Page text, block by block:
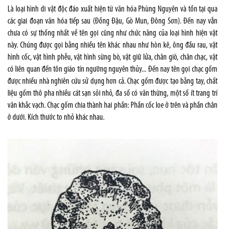
Là loại hình di vật độc đáo xuất hiện từ văn hóa Phùng Nguyên và tồn tại qua
các giai đoạn văn hóa tiếp sau (Đồng Đậu, Gò Mun, Đông Sơn). Đến nay vẫn
chưa có sự thống nhất về tên gọi cũng như chức năng của loại hình hiện vật
này. Chúng được gọi bằng nhiều tên khác nhau như hòn kê, ông đầu rau, vật
hình cốc, vật hình phễu, vật hình sừng bò, vật giữ lửa, chân giò, chân chạc, vật
có liên quan đến tôn giáo tín ngưỡng nguyên thủy... Đến nay tên gọi chạc gốm
được nhiều nhà nghiên cứu sử dụng hơn cả. Chạc gốm được tạo bằng tay, chất
liệu gốm thô pha nhiều cát sạn sỏi nhỏ, đa số có văn thừng, một số ít trang trí
văn khắc vạch. Chạc gốm chia thành hai phần: Phần cốc loe ở trên và phần chân
ở dưới. Kích thước to nhỏ khác nhau.